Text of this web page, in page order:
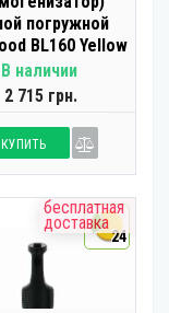
погружной
BL160 Yellow
В наличии
2 715 грн.
КУПИТЬ
бесплатная
доставка
24